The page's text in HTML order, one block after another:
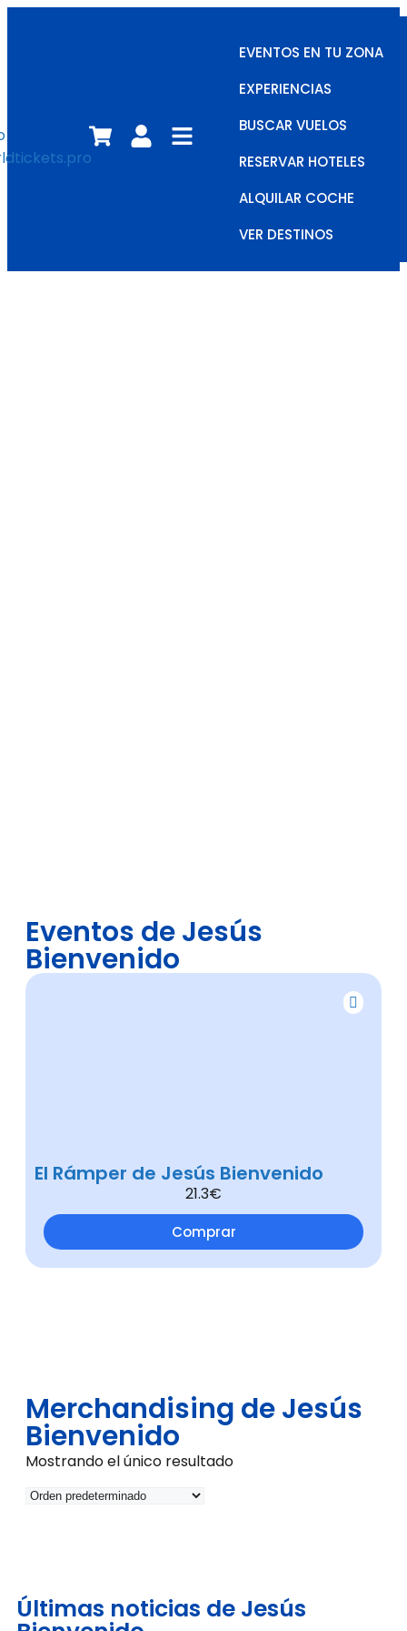
EVENTOS EN TU ZONA
EXPERIENCIAS
BUSCAR VUELOS
RESERVAR HOTELES
ALQUILAR COCHE
VER DESTINOS
Eventos de Jesús
Bienvenido
El Rámper de Jesús Bienvenido
21.3€
Comprar
Merchandising de Jesús
Bienvenido
Mostrando el único resultado
Últimas noticias de Jesús